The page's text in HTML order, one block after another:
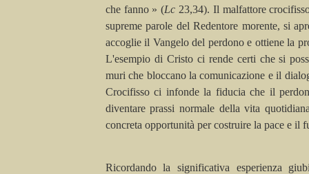
che fanno » (Lc 23,34). Il malfattore
supreme parole del Redentore morente, si
accoglie il Vangelo del perdono e ottiene la
L'esempio di Cristo ci rende certi che si
muri che bloccano la comunicazione e il
Crocifisso ci infonde la fiducia che il
diventare prassi normale della vita
concreta opportunità per costruire la pace e il
Ricordando la significativa esperienza